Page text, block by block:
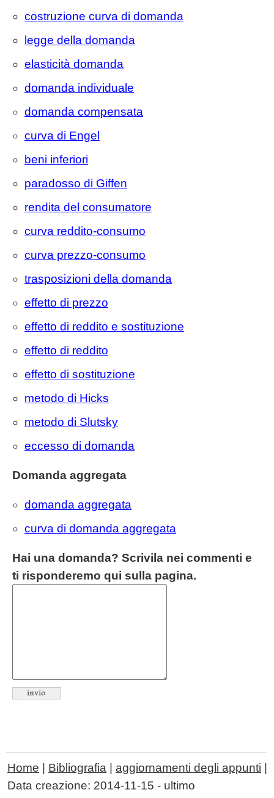
costruzione curva di domanda
legge della domanda
elasticità domanda
domanda individuale
domanda compensata
curva di Engel
beni inferiori
paradosso di Giffen
rendita del consumatore
curva reddito-consumo
curva prezzo-consumo
trasposizioni della domanda
effetto di prezzo
effetto di reddito e sostituzione
effetto di reddito
effetto di sostituzione
metodo di Hicks
metodo di Slutsky
eccesso di domanda
Domanda aggregata
domanda aggregata
curva di domanda aggregata
Hai una domanda? Scrivila nei commenti e
ti risponderemo qui sulla pagina.
Home Bibliografia aggiornamenti degli appunti
Data creazione: 2014-11-15 - ultimo